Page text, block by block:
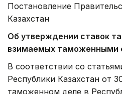
Постановление
Казахстан
Об утверждении ставок
взимаемых таможенными
В соответствии со
Республики Казахстан от
таможенном деле в